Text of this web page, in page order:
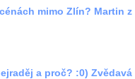
mimo Zlín? Martin z
a proč? :0) Zvědavá